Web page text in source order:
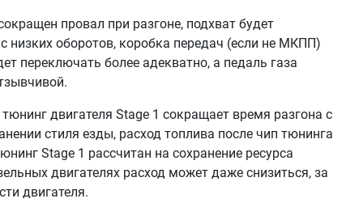
провал при разгоне, подхват будет
низких оборотов, коробка передач (если не МКПП)
переключать более адекватно, а педаль газа
двигателя Stage 1 сокращает время разгона с
стиля езды, расход топлива после чип тюнинга
Stage 1 рассчитан на сохранение ресурса
двигателях расход может даже снизиться, за
двигателя.